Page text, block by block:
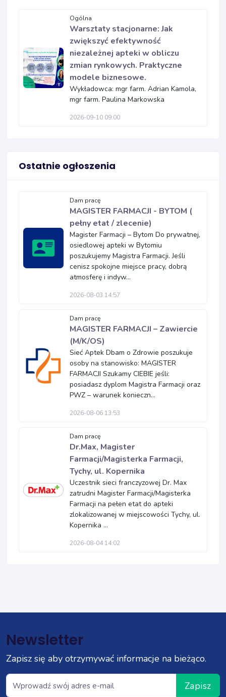
Ogólna
Warsztaty stacjonarne: Jak
zwiększyć efektywność
niezależnej apteki w obliczu
zmian rynkowych. Praktyczne
modele biznesowe.
Wykładowca: mgr farm. Adrian Kamola,
mgr farm. Paulina Markowska
2026-09-10 09:00
Ostatnie ogłoszenia
Dam pracę
MAGISTER FARMACJI - BYTOM (
pełny etat / zlecenie)
Magister Farmacji – Bytom Do prywatnej,
osiedlowej apteki w Bytomiu
poszukujemy Magistra Farmacji. Jeśli
cenisz spokojne miejsce pracy, dobrą
atmosferę i indyw...
2026-08-03 14:57
Dam pracę
MAGISTER FARMACJI – Zawiercie
(M/K/OS)
Sieć Aptek Dbam o Zdrowie poszukuje
osoby na stanowisko: MAGISTER
FARMACJI Szukamy CIEBIE jeśli:
posiadasz dyplom Magistra Farmacji oraz
PWZ – warunek konieczn...
2026-08-06 13:53
Dam pracę
Dr.Max, Magister
Farmacji/Magisterka Farmacji,
Tychy, ul. Kopernika
Uczestnik sieci franczyzowej Dr. Max
zatrudni Magister Farmacji/Magisterka
Farmacji na pełen etat do apteki
zlokalizowanej w miejscowości Tychy, ul.
Kopernika ...
2026-08-04 14:02
Newsletter
Zapisz się aby otrzymywać informacje na bieżąco.
Zapisz